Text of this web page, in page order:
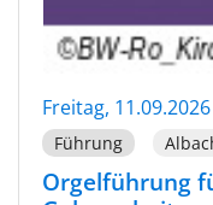
Freitag,
Führung
Orgelführung